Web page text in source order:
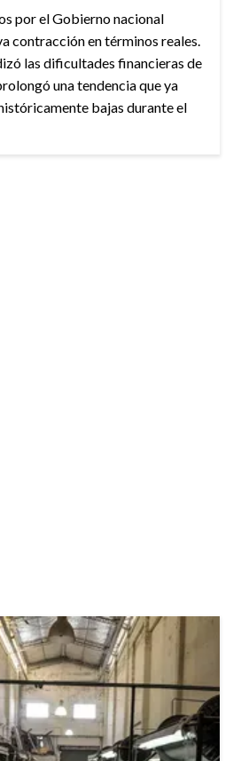
por el Gobierno nacional
contracción en términos reales.
las dificultades financieras de
una tendencia que ya
bajas durante el